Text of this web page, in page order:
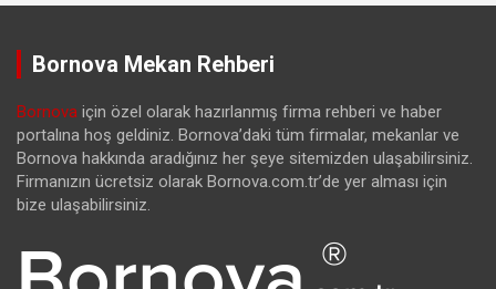
Bornova Mekan Rehberi
Bornova için özel olarak hazırlanmış firma rehberi ve haber
portalına hoş geldiniz. Bornova’daki tüm firmalar, mekanlar ve
Bornova hakkında aradığınız her şeye sitemizden ulaşabilirsiniz.
Firmanızın ücretsiz olarak Bornova.com.tr’de yer alması için
bize ulaşabilirsiniz.